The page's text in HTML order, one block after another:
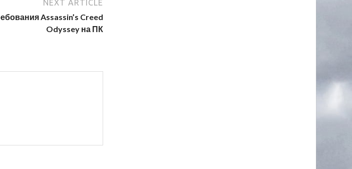
NEXT ARTICLE
Assassin’s Creed
Odyssey на ПК